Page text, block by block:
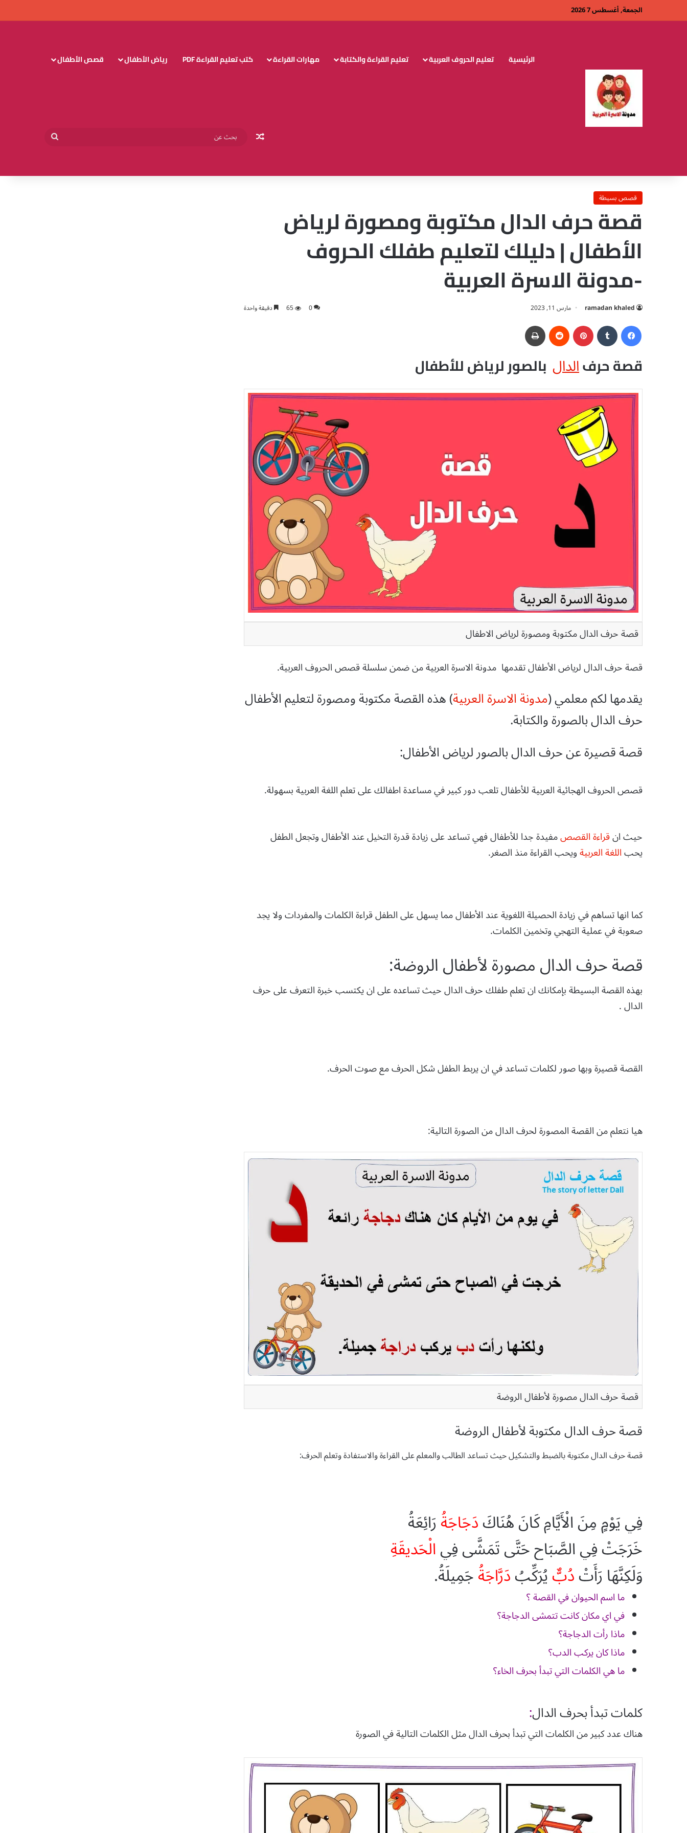
الجمعة, أغسطس 7 2026
الرئيسية تعليم الحروف العربية تعليم القراءة والكتابة مهارات القراءة كتب تعليم القراءة PDF رياض الأطفال قصص الأطفال
مقال عشوائي
قصص بسيطة
قصة حرف الدال مكتوبة ومصورة لرياض
الأطفال | دليلك لتعليم طفلك الحروف
-مدونة الاسرة العربية
ramadan khaled مارس 11, 2023 0
65 دقيقة واحدة
بينتيريست
قصة حرفالدال بالصور لرياض للأطفال
قصة حرف الدال مكتوبة ومصورة لرياض الاطفال
قصة حرف الدال لرياض الأطفال تقدمها مدونة الاسرة العربية من ضمن سلسلة قصص الحروف العربية.
يقدمها لكم معلمي (مدونة الاسرة العربية) هذه القصة مكتوبة ومصورة لتعليم الأطفال
حرف الدال بالصورة والكتابة.
قصة قصيرة عن حرف الدال بالصور لرياض الأطفال:
قصص الحروف الهجائية العربية للأطفال تلعب دور كبير في مساعدة اطفالك على تعلم اللغة العربية بسهولة.
حيث انقراءة القصصمفيدة جدا للأطفال فهي تساعد على زيادة قدرة التخيل عند الأطفال وتجعل الطفل
يحباللغة العربيةويحب القراءة منذ الصغر.
كما انها تساهم في زيادة الحصيلة اللغوية عند الأطفال مما يسهل على الطفل قراءة الكلمات والمفردات ولا يجد
صعوبة في عملية التهجي وتخمين الكلمات.
قصة حرف الدال مصورة لأطفال الروضة:
بهذه القصة البسيطة بإمكانك ان تعلم طفلك حرف الدال حيث تساعده على ان يكتسب خبرة التعرف على حرف
الدال .
القصة قصيرة وبها صور لكلمات تساعد في ان يربط الطفل شكل الحرف مع صوت الحرف.
هيا نتعلم من القصة المصورة لحرف الدال من الصورة التالية:
قصة حرف الدال مصورة لأطفال الروضة
قصة حرف الدال مكتوبة لأطفال الروضة
قصة حرف الدال مكتوبة بالضبط والتشكيل حيث تساعد الطالب والمعلم على القراءة والاستفادة وتعلم الحرف:
فِييَوْمٍمِنَالْأَيَّامِكَانَهُنَاكَدَجَاجَةُرَائِعَةُ
خَرَجَتْفِيالصَّبَاحِحَتَّىتَمَشَّىفِيالْحَديقَةِ
وَلَكِنَّهَارَأَتْدُبٌّيُرَكِّبُدَرَّاجَةُجَمِيلَةُ.
ما اسم الحيوان في القصة ؟
في اي مكان كانت تتمشى الدجاجة؟
ماذا رأت الدجاجة؟
ماذا كان يركب الدب؟
ما هي الكلمات التي تبدأ بحرف الخاء؟
كلمات تبدأ بحرفالدال:
هناك عدد كبير من الكلمات التي تبدأ بحرف الدال مثل الكلمات التالية في الصورة